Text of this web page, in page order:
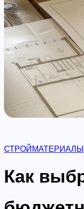
СТРОЙМАТЕРИАЛЫ
Как